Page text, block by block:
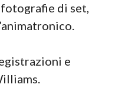
fotografie di set,
e